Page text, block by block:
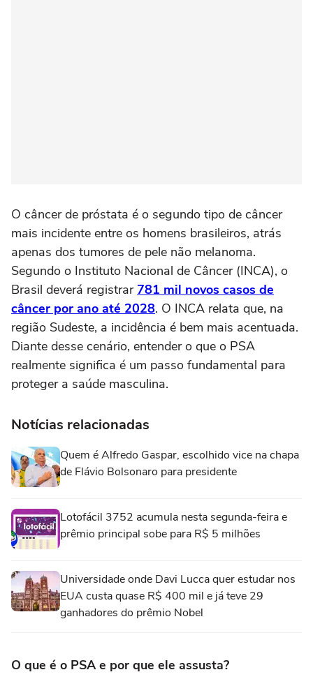
O câncer de próstata é o segundo tipo de câncer
mais incidente entre os homens brasileiros, atrás
apenas dos tumores de pele não melanoma.
Segundo o Instituto Nacional de Câncer (INCA), o
Brasil deverá registrar 781 mil novos casos de
câncer por ano até 2028. O INCA relata que, na
região Sudeste, a incidência é bem mais acentuada.
Diante desse cenário, entender o que o PSA
realmente significa é um passo fundamental para
proteger a saúde masculina.
Notícias relacionadas
Quem é Alfredo Gaspar, escolhido vice na chapa
de Flávio Bolsonaro para presidente
Lotofácil 3752 acumula nesta segunda-feira e
prêmio principal sobe para R$ 5 milhões
Universidade onde Davi Lucca quer estudar nos
EUA custa quase R$ 400 mil e já teve 29
ganhadores do prêmio Nobel
O que é o PSA e por que ele assusta?